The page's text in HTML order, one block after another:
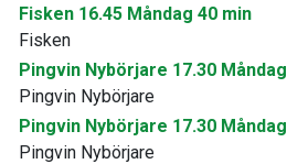
Fisken 16.45 Måndag 40 min
Fisken
Pingvin Nybörjare 17.30
Pingvin Nybörjare
Pingvin Nybörjare 17.30
Pingvin Nybörjare